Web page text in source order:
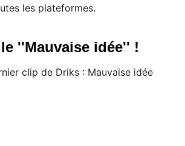
les plateformes.
''Mauvaise idée'' !
clip de Driks : Mauvaise idée